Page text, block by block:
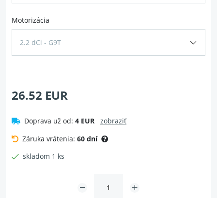
Motorizácia
2.2 dCi - G9T
26.52 EUR
Doprava už od: 4 EUR
zobraziť
Záruka vrátenia: 60 dní
skladom 1 ks